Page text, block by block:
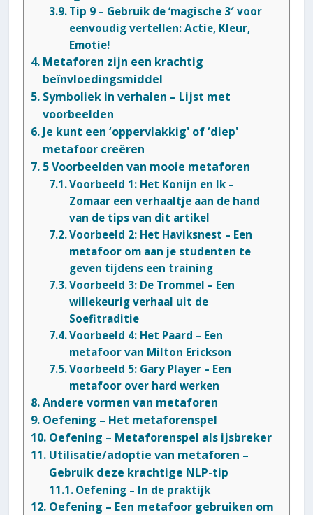
Tip 9 – Gebruik de ‘magische 3′ voor
eenvoudig vertellen: Actie, Kleur,
Emotie!
Metaforen zijn een krachtig
beïnvloedingsmiddel
Symboliek in verhalen – Lijst met
voorbeelden
Je kunt een ‘oppervlakkig' of ‘diep'
metafoor creëren
5 Voorbeelden van mooie metaforen
Voorbeeld 1: Het Konijn en Ik –
Zomaar een verhaaltje aan de hand
van de tips van dit artikel
Voorbeeld 2: Het Haviksnest – Een
metafoor om aan je studenten te
geven tijdens een training
Voorbeeld 3: De Trommel – Een
willekeurig verhaal uit de
Soefitraditie
Voorbeeld 4: Het Paard – Een
metafoor van Milton Erickson
Voorbeeld 5: Gary Player – Een
metafoor over hard werken
Andere vormen van metaforen
Oefening – Het metaforenspel
Oefening – Metaforenspel als ijsbreker
Utilisatie/adoptie van metaforen –
Gebruik deze krachtige NLP-tip
Oefening – In de praktijk
Oefening – Een metafoor gebruiken om